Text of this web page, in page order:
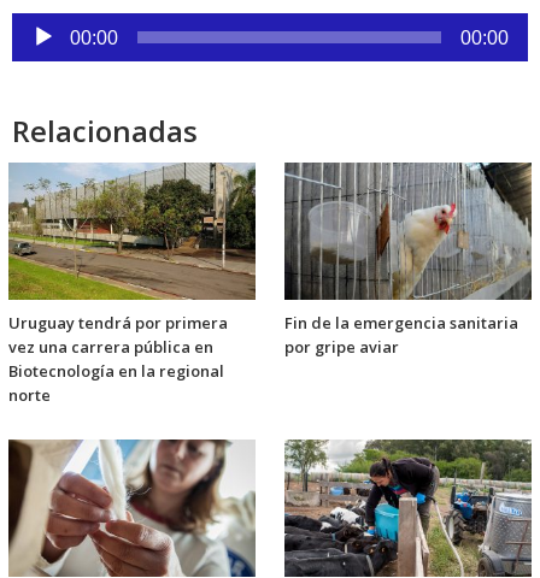
Reproductor
de
00:00 00:00
Relacionadas
Uruguay tendrá por primera
vez una carrera pública en
Biotecnología en la regional
norte
Fin de la emergencia sanitaria
por gripe aviar